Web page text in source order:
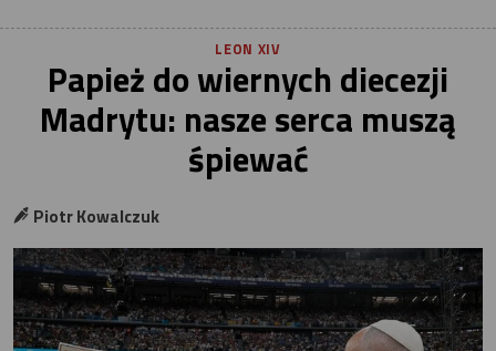
LEON XIV
Papież do wiernych diecezji
Madrytu: nasze serca muszą
śpiewać
Piotr Kowalczuk